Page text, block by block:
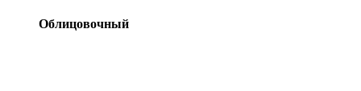
Облицовочный